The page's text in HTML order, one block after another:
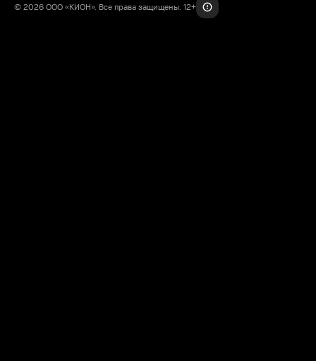
© 2026 ООО «КИОН». Все права защищены. 12+